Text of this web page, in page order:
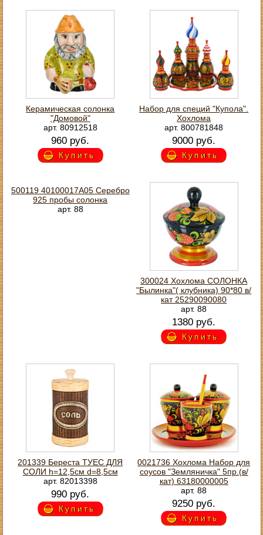
Керамическая солонка
"Домовой"
арт. 80912518
960 руб.
Купить
Набор для специй "Купола".
Хохлома
арт. 800781848
9000 руб.
Купить
500119 40100017А05 Серебро
925 пробы солонка
арт. 88
300024 Хохлома СОЛОНКА
"Былинка"( клубника) 90*80 в/
кат 25290090080
арт. 88
1380 руб.
Купить
201339 Береста ТУЕС ДЛЯ
СОЛИ h=12,5см d=8,5см
арт. 82013398
990 руб.
Купить
0021736 Хохлома Набор для
соусов "Земляничка" 5пр.(в/
кат) 63180000005
арт. 88
9250 руб.
Купить